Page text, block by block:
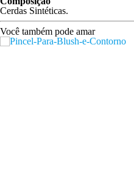
Cerdas Sintéticas.
Você também pode amar